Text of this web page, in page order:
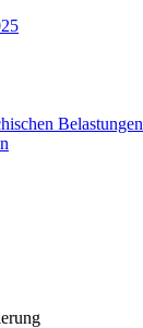
Belastungen